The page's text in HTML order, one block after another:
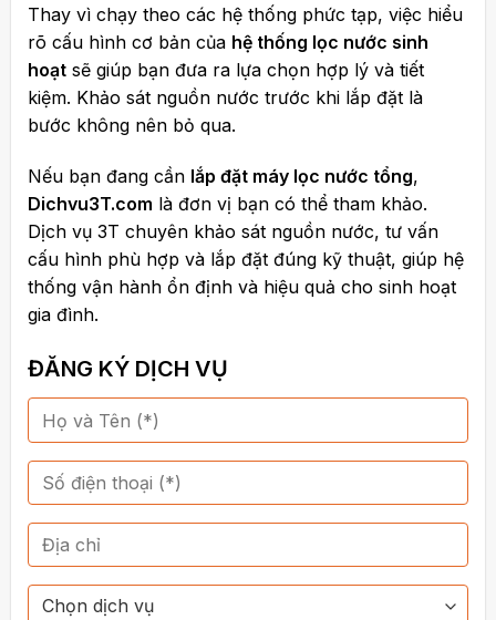
Thay vì chạy theo các hệ thống phức tạp, việc hiểu
rõ cấu hình cơ bản của hệ thống lọc nước sinh
hoạtsẽ giúp bạn đưa ra lựa chọn hợp lý và tiết
kiệm. Khảo sát nguồn nước trước khi lắp đặt là
bước không nên bỏ qua.
Nếu bạn đang cần lắp đặt máy lọc nước tổng,
Dichvu3T.com là đơn vị bạn có thể tham khảo.
Dịch vụ 3T chuyên khảo sát nguồn nước, tư vấn
cấu hìnhphù hợp và lắp đặt đúng kỹ thuật, giúp hệ
thống vận hành ổn định và hiệu quả cho sinh hoạt
gia đình.
ĐĂNG KÝ DỊCH VỤ